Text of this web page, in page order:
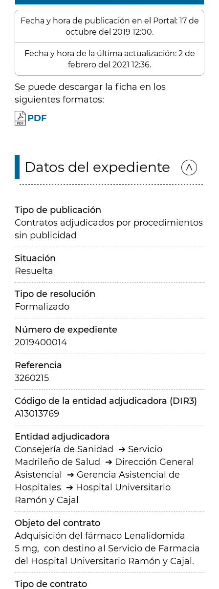
Fecha y hora de publicación en el Portal: 17 de
octubre del 2019 12:00.
Fecha y hora de la última actualización: 2 de
febrero del 2021 12:36.
Se puede descargar la ficha en los
siguientes formatos:
PDF
Datos del expediente
Tipo de publicación
Contratos adjudicados por procedimientos
sin publicidad
Situación
Resuelta
Tipo de resolución
Formalizado
Número de expediente
2019400014
Referencia
3260215
Código de la entidad adjudicadora (DIR3)
A13013769
Entidad adjudicadora
Consejería de Sanidad
Servicio
Madrileño de Salud
Dirección General
Asistencial
Gerencia Asistencial de
Hospitales
Hospital Universitario
Ramón y Cajal
Objeto del contrato
Adquisición del fármaco Lenalidomida
5 mg, con destino al Servicio de Farmacia
del Hospital Universitario Ramón y Cajal.
Tipo de contrato